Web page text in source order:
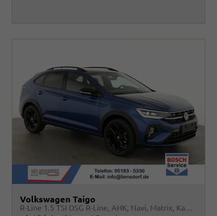
Volkswagen Taigo
R-Line 1.5 TSI DSG R-Line, AHK, Navi, Matrix, Kamera, ACC, Winter, 4 J.-Garantie